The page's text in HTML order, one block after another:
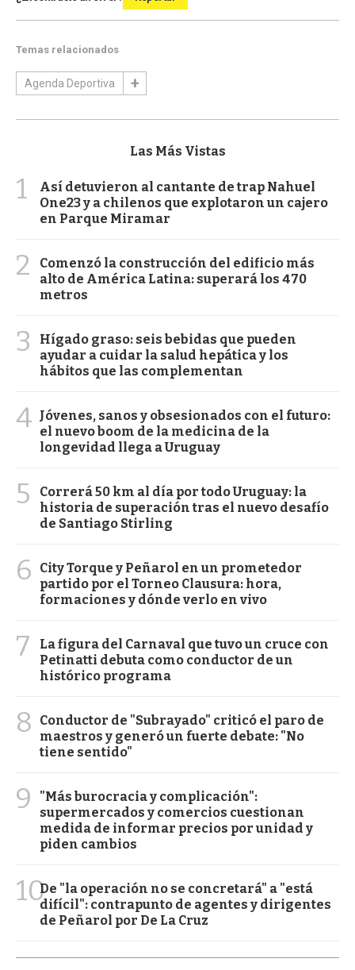
Temas relacionados
Agenda Deportiva
Las Más Vistas
1
Así detuvieron al cantante de trap Nahuel
One23 y a chilenos que explotaron un cajero
en Parque Miramar
2
Comenzó la construcción del edificio más
alto de América Latina: superará los 470
metros
3
Hígado graso: seis bebidas que pueden
ayudar a cuidar la salud hepática y los
hábitos que las complementan
4 Jóvenes, sanos y obsesionados con el futuro:
el nuevo boom de la medicina de la
longevidad llega a Uruguay
5
Correrá 50 km al día por todo Uruguay: la
historia de superación tras el nuevo desafío
de Santiago Stirling
6
City Torque y Peñarol en un prometedor
partido por el Torneo Clausura: hora,
formaciones y dónde verlo en vivo
7
La figura del Carnaval que tuvo un cruce con
Petinatti debuta como conductor de un
histórico programa
8
Conductor de "Subrayado" criticó el paro de
maestros y generó un fuerte debate: "No
tiene sentido"
9
"Más burocracia y complicación":
supermercados y comercios cuestionan
medida de informar precios por unidad y
piden cambios
10De "la operación no se concretará" a "está
difícil": contrapunto de agentes y dirigentes
de Peñarol por De La Cruz